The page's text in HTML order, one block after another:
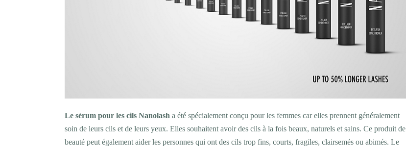
Le sérum pour les cils Nanolash a été spécialement conçu pour les femmes car elles prennent généralement
soin de leurs cils et de leurs yeux. Elles souhaitent avoir des cils à la fois beaux, naturels et sains. Ce produit de
beauté peut également aider les personnes qui ont des cils trop fins, courts, fragiles, clairsemés ou abimés. Le